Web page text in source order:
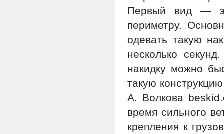
Первый вид —
периметру.
одевать такую
несколько
накидку можно
такую
А. Волкова
время сильного
крепления к